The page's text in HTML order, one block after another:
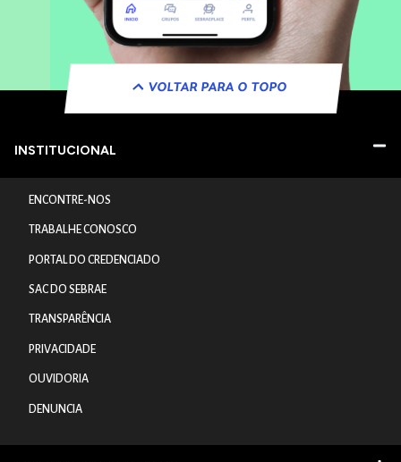
VOLTAR PARA O TOPO
INSTITUCIONAL
ENCONTRE-NOS
TRABALHE CONOSCO
PORTAL DO CREDENCIADO
SAC DO SEBRAE
TRANSPARÊNCIA
PRIVACIDADE
OUVIDORIA
DENUNCIA